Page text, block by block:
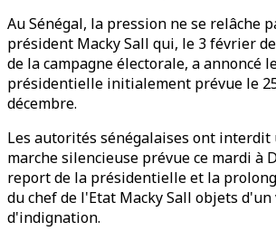
Au Sénégal, la pression ne se relâche
président Macky Sall qui, le 3 février
de la campagne électorale, a annoncé
présidentielle initialement prévue le
décembre.
Les autorités sénégalaises ont interdit
marche silencieuse prévue ce mardi à
report de la présidentielle et la
du chef de l'Etat Macky Sall objets
d'indignation.